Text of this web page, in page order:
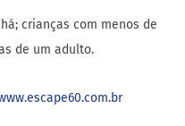
crianças com menos de
de um adulto.